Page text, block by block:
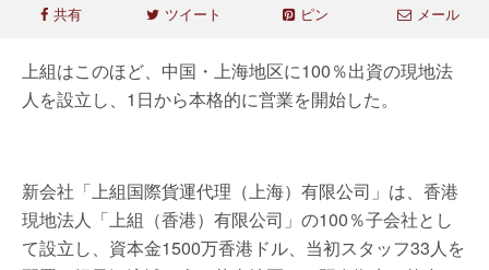
共有 ツイート ピン メール
上組はこのほど、中国・上海地区に100％出資の現地法
人を設立し、1日から本格的に営業を開始した。
新会社「上組国際貨運代理（上海）有限公司」は、香港
現地法人「上組（香港）有限公司」の100％子会社とし
て設立し、資本金1500万香港ドル、当初スタッフ33人を